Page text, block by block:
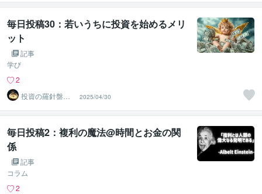
毎日投稿30：若いうちに投資を始めるメリ
ット
記事
学び
2
投資の羅針盤＠F
IRE案内人
2025/04/30
毎日投稿2：複利の魔法@時間とお金の関
係
記事
コラム
2